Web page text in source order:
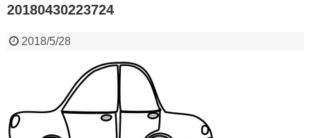
20180430223724
2018/5/28